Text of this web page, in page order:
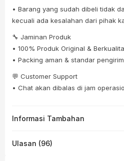
• Barang yang sudah dibeli tidak
kecuali ada kesalahan dari pihak
🔧 Jaminan Produk
• 100% Produk Original &
• Packing aman & standar
💬 Customer Support
• Chat akan dibalas di jam
Informasi Tambahan
Ulasan (96)